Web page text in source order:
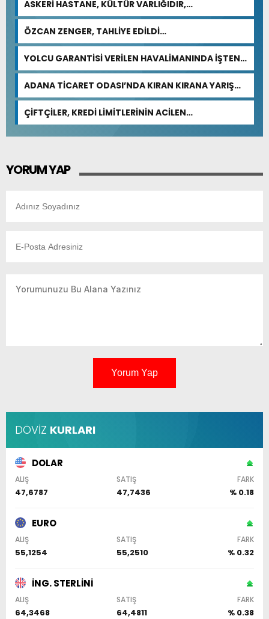
ASKERİ HASTANE, KÜLTÜR VARLIĞIDIR,
ÖZELLEŞTİRİLEMEZ!
ÖZCAN ZENGER, TAHLİYE EDİLDİ…
YOLCU GARANTİSİ VERİLEN HAVALİMANINDA İŞTEN
ÇIKARMA VAR
ADANA TİCARET ODASI’NDA KIRAN KIRANA YARIŞ
BEKLENİYOR
ÇİFTÇİLER, KREDİ LİMİTLERİNİN ACİLEN
GÜNCELLENMESİNİ İSTİYOR
YORUM YAP
Yorum Yap
DÖVİZ KURLARI
DOLAR
ALIŞ SATIŞ FARK
47,6787 47,7436 % 0.18
EURO
ALIŞ SATIŞ FARK
55,1254 55,2510 % 0.32
İNG. STERLİNİ
ALIŞ SATIŞ FARK
64,3468 64,4811 % 0.38